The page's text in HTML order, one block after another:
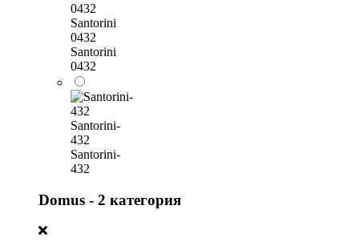
Santorini
0432
Santorini
0432
Santorini-
432
Santorini-
432
Domus - 2 категория